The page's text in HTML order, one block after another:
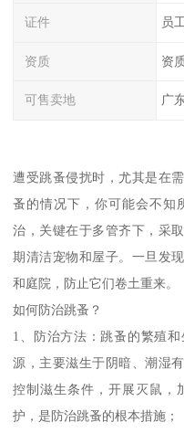
证件 员
资质 资
可售卖地 广
遭受跳蚤侵扰时，尤其是在
蚤的情况下，你可能会不知
治，关键在于多管齐下，采
期清洁宠物和屋子。一旦发
和庭院，防止它们卷土重来。
如何防治跳蚤？
1、防治方法：跳蚤的繁殖
源，主要滋生于阴暗、潮湿
控制滋生条件，开展灭鼠，
护，是防治跳蚤的根本措施；